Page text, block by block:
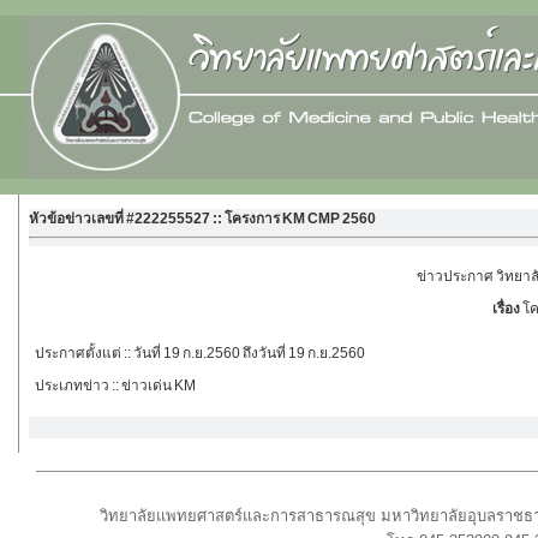
หัวข้อข่าวเลขที่ #222255527 :: โครงการ KM CMP 2560
ข่าวประกาศ วิทย
เรื่องโ
ประกาศตั้งแต่ :: วันที่ 19 ก.ย.2560 ถึงวันที่ 19 ก.ย.2560
ประเภทข่าว :: ข่าวเด่น KM
วิทยาลัยแพทยศาสตร์และการสาธารณสุข มหาวิทยาลัยอุบลราชธ